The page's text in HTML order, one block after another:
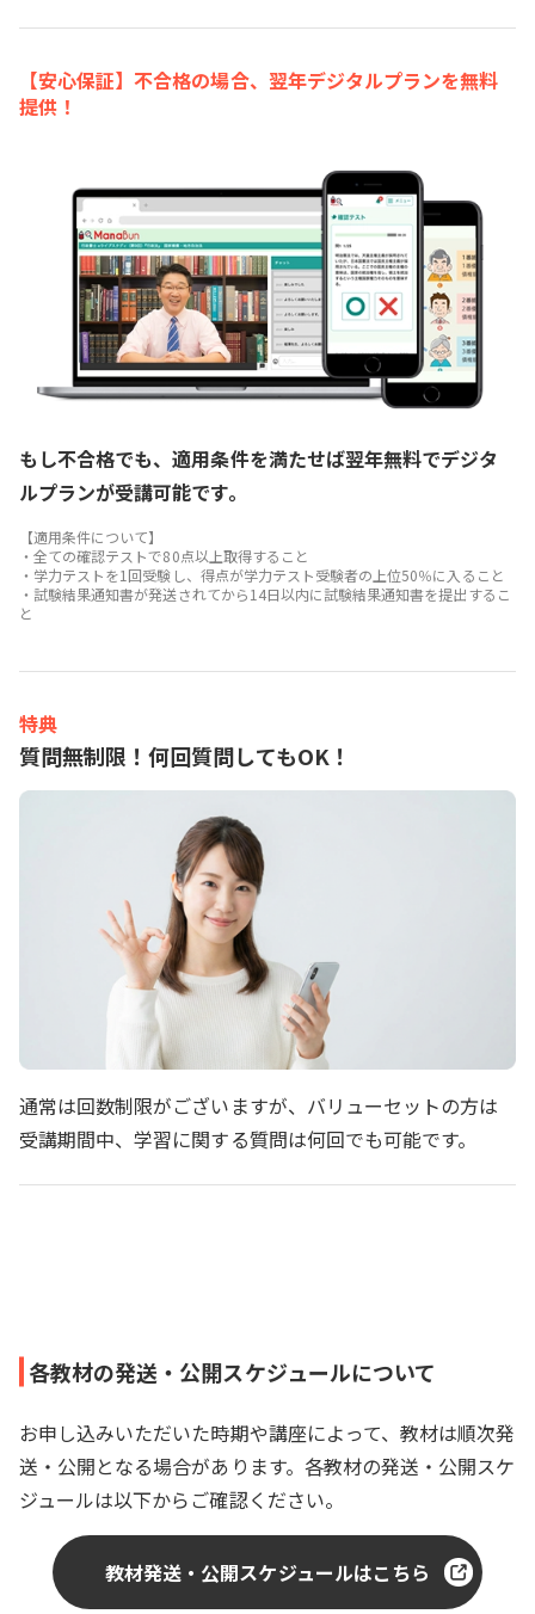
【安心保証】不合格の場合、翌年デジタルプランを無料
提供！
もし不合格でも、適用条件を満たせば翌年無料でデジタ
ルプランが受講可能です。
【適用条件について】
・全ての確認テストで80点以上取得すること
・学力テストを1回受験し、得点が学力テスト受験者の上位50％に入ること
・試験結果通知書が発送されてから14日以内に試験結果通知書を提出するこ
と
特典
質問無制限！何回質問してもOK！
通常は回数制限がございますが、バリューセットの方は
受講期間中、学習に関する質問は何回でも可能です。
各教材の発送・公開スケジュールについて
お申し込みいただいた時期や講座によって、教材は順次発
送・公開となる場合があります。各教材の発送・公開スケ
ジュールは以下からご確認ください。
教材発送・公開スケジュールはこちら